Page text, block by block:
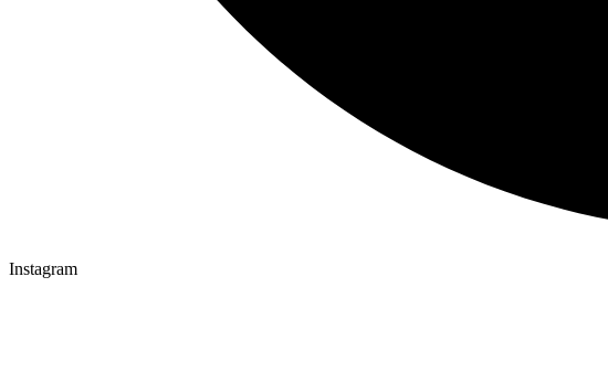
Instagram